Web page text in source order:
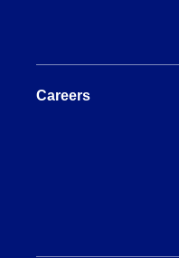
Careers